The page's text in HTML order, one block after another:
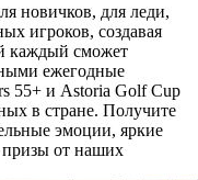
новичков, для леди,
игроков, создавая
каждый сможет
ежегодные
55+ и Astoria Golf Cup
в стране. Получите
эмоции, яркие
от наших